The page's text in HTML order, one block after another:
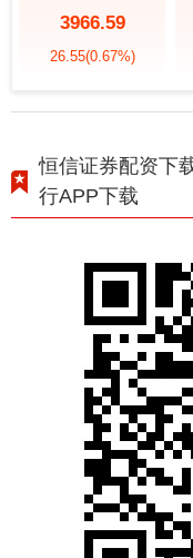
3966.59
26.55(0.67%)
恒信证券配资下
行APP下载